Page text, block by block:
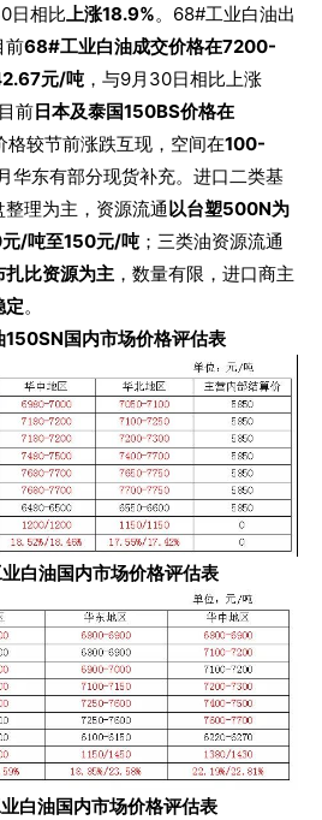
日相比上涨18.9%。68#工业白油出
前68#工业白油成交价格在7200-
元/吨 ，与9月30日相比上涨
前 日本及泰国150BS价格在
格较节前涨跌互现，空间在100-
华东有部分现货补充。进口二类基
理为主，资源流通以台塑500N为
/吨至150元/吨 ；三类油资源流通
扎比资源为主 ，数量有限，进口商主
定。
150SN国内市场价格评估表
白油国内市场价格评估表
白油国内市场价格评估表